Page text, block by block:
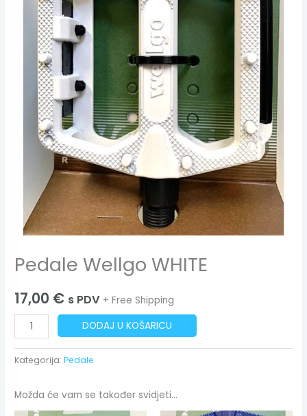
Pedale Wellgo WHITE
17,00 € s PDV + Free Shipping
DODAJ U KOŠARICU
Kategorija:Pedale
Možda će vam se također svidjeti…